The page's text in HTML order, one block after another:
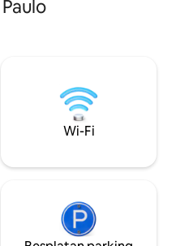
kuhinju
ploču za kuhanje
pećnicu i minibar.
Wi-Fi